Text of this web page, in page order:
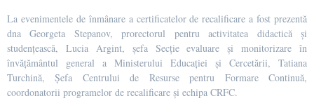
La evenimentele de înmânare a certificatelor de recalificare a fost prezentă
dna Georgeta Stepanov, prorectorul pentru activitatea didactică și
studențească, Lucia Argint, șefa Secție evaluare și monitorizare în
învățământul general a Ministerului Educației și Cercetării, Tatiana
Turchină, Șefa Centrului de Resurse pentru Formare Continuă,
coordonatorii programelor de recalificare și echipa CRFC.